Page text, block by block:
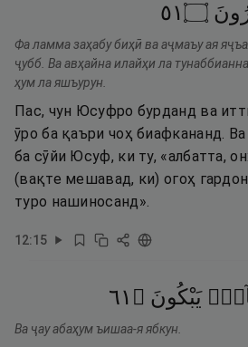
۝١٥
Фа ламма заҳабу биҳӣ ва аҷмаъу ая
ҷубб. Ва авҳайна илайҳи ла
ҳум ла яшъурун.
Пас, чун Юсуфро бурданд ва
ӯро ба қаъри чоҳ биафкананд.
ба сӯйи Юсуф, ки ту, «албатта,
(вақте мешавад, ки) огоҳ
туро нашиносанд».
12:15
يَبْكُونَ ۝ ١٦
Ва ҷау абаҳум ъишаа-я ябкун.